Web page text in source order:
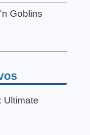
Goblins
Ultimate